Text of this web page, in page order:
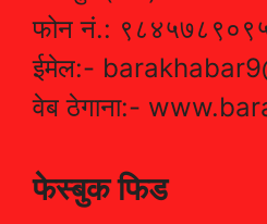
फोन नं.:
ईमेल:-
वेब ठेगाना:-
फेस्बुक फिड